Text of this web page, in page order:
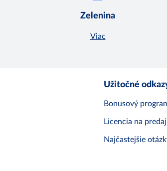
Zelenina
Viac
Užitočné
Bonusový
Licencia na
Najčastejšie